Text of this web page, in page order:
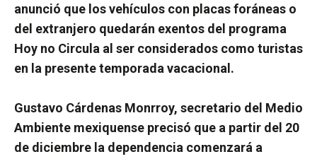
anunció que los vehículos con placas foráneas o
del extranjero quedarán exentos del programa
Hoy no Circula al ser considerados como turistas
en la presente temporada vacacional.
Gustavo Cárdenas Monrroy, secretario del Medio
Ambiente mexiquense precisó que a partir del 20
de diciembre la dependencia comenzará a